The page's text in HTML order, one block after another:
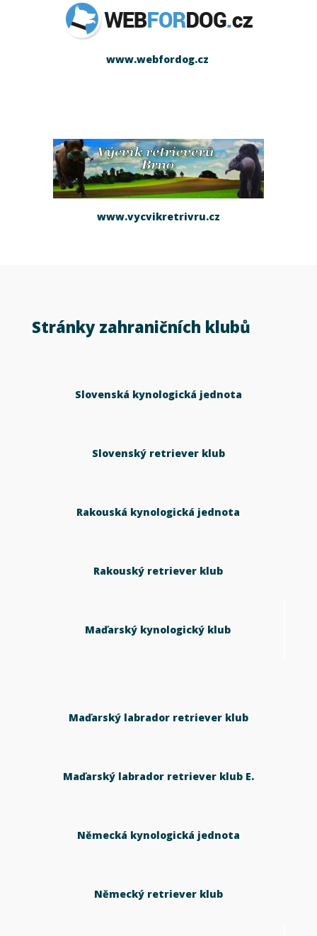
www.webfordog.cz
www.vycvikretrivru.cz
Stránky zahraničních klubů
Slovenská kynologická jednota
Slovenský retriever klub
Rakouská kynologická jednota
Rakouský retriever klub
Maďarský kynologický klub
Maďarský labrador retriever klub
Maďarský labrador retriever klub E.
Německá kynologická jednota
Německý retriever klub